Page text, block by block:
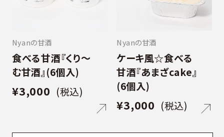
Nyanの甘酒
食べる甘酒『くり〜
む甘酒』(6個入)
¥3,000 (税込)
Nyanの甘酒
ケーキ風☆食べる
甘酒『あまざcake』
(6個入)
¥3,000 (税込)